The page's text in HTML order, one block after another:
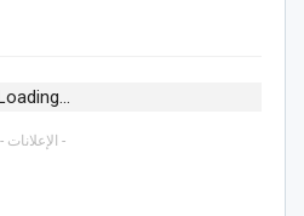
- الإعلانات -